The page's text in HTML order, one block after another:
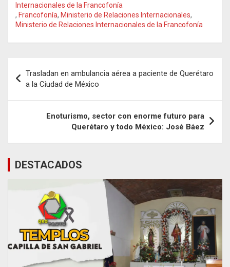
Internacionales de la Francofonía
, Francofonía, Ministerio de Relaciones Internacionales,
Ministerio de Relaciones Internacionales de la Francofonía
de
entradas
Trasladan en ambulancia aérea a paciente de Querétaro
a la Ciudad de México
Enoturismo, sector con enorme futuro para
Querétaro y todo México: José Báez
DESTACADOS